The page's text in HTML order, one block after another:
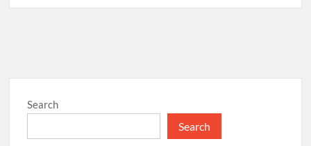
Search
Search